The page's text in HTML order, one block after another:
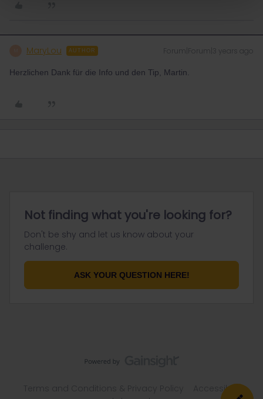
MaryLou AUTHOR Forum|Forum|3 years ago
Herzlichen Dank für die Info und den Tip, Martin.
Not finding what you're looking for?
Don't be shy and let us know about your
challenge.
ASK YOUR QUESTION HERE!
Accessibility